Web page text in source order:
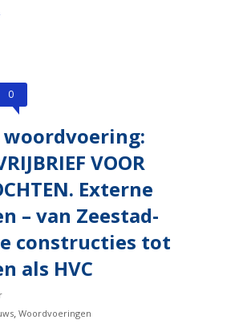
0
woordvoering:
VOOR
Externe
– van Zeestad-
constructies tot
als HVC
, Woordvoeringen